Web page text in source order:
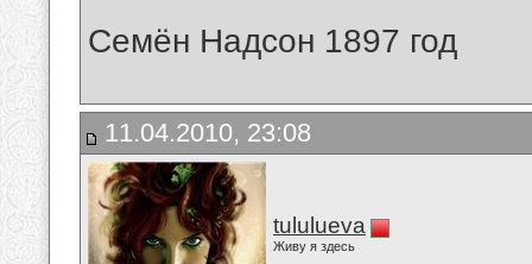
Семён Надсон 1897 год
11.04.2010, 23:08
tululueva
Живу я здесь